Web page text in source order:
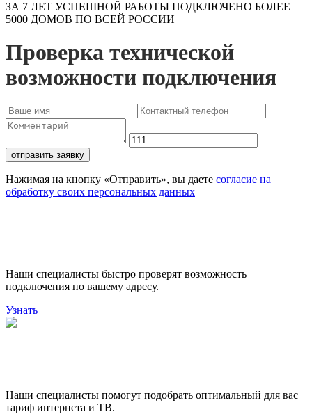
ЗА 7 ЛЕТ УСПЕШНОЙ РАБОТЫ ПОДКЛЮЧЕНО БОЛЕЕ
5000 ДОМОВ ПО ВСЕЙ РОССИИ
Проверка технической
возможности подключения
отправить заявку
Нажимая на кнопку «Отправить», вы даете согласие на
обработку своих персональных данных
Наши специалисты быстро проверят возможность
подключения по вашему адресу.
Узнать
Наши специалисты помогут подобрать оптимальный для вас
тариф интернета и ТВ.